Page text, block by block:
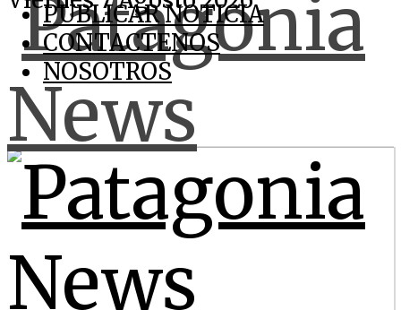
PUBLICAR NOTICIA
CONTACTENOS
NOSOTROS